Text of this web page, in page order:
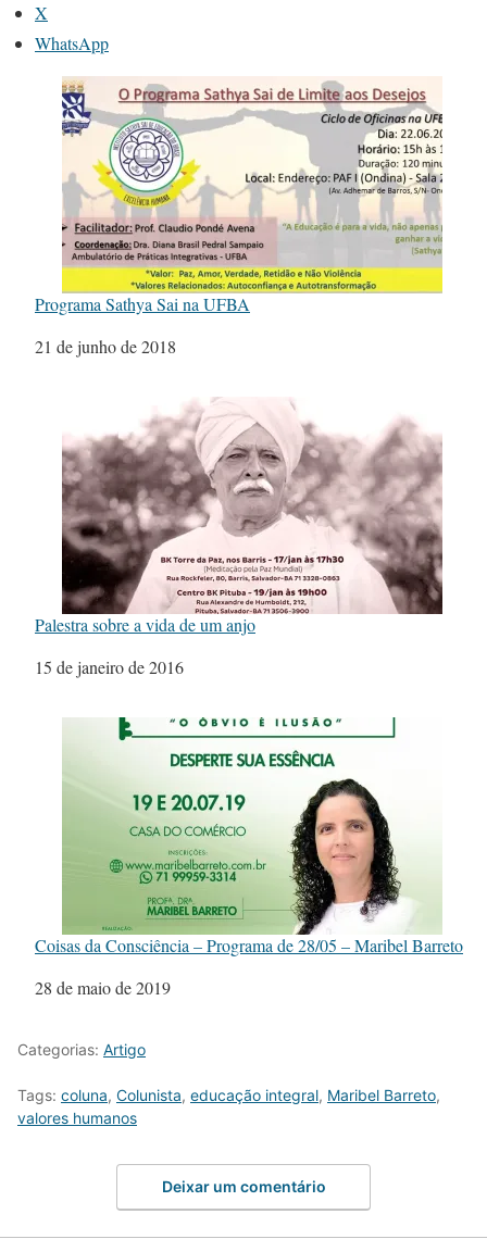
X
WhatsApp
Programa Sathya Sai na UFBA
Data
21 de junho de 2018
Palestra sobre a vida de um anjo
Data
15 de janeiro de 2016
Coisas da Consciência – Programa de 28/05 – Maribel Barreto
Data
28 de maio de 2019
Categorias: Artigo
Tags: coluna, Colunista, educação integral, Maribel Barreto,
valores humanos
Deixar um comentário